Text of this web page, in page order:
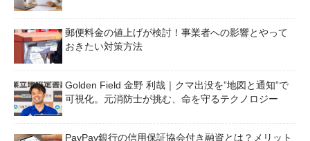
郵便料金の値上げが検討！事業者への影響とやって
おきたい対策方法
Golden Field 金野 利哉｜クマ出没を”地図と通知”で
可視化。元消防士が挑む、命を守るテクノロジー
PayPay銀行の信用保証協会付き融資とは？メリット